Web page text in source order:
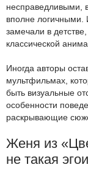
несправедливыми,
вполне логичными.
замечали в
классической
Иногда авторы
мультфильмах,
быть визуальные
особенности
раскрывающие
Женя из
не такая